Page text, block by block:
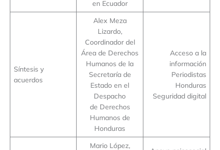
en Ecuador
Síntesis y
acuerdos
Alex Meza
Lizardo,
Coordinador del
Área de Derechos
Humanos de la
Secretaría de
Estado en el
Despacho
de Derechos
Humanos de
Honduras
Acceso a la
información
Periodistas
Honduras
Seguridad digital
Mario López,